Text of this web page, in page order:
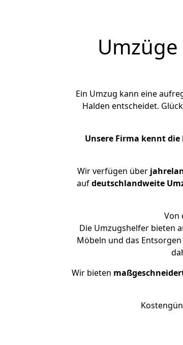
Ein Umzug kann eine
Halden entscheidet.
Unsere Firma kennt die
Wir verfügen über
aufdeutschlandweite
Von
Die Umzugshelfer bieten
Möbeln und das
Wir bieten